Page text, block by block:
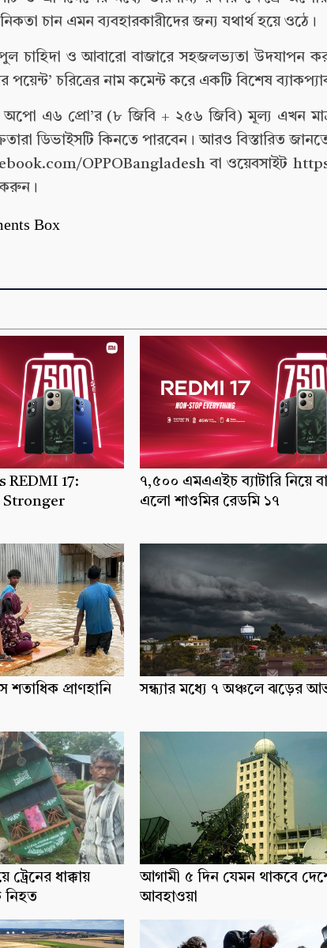
চান এমন ব্যবহারকারীদের জন্য যথার্থ হয়ে ওঠে।
চাহিদা ও আবারো বাজারে সহজলভ্যতা উদযাপন
পয়েন্ট’ চরিত্রের নাম কমেন্ট করে একটি বিশেষ
এ৬ প্রো’র (৮ জিবি + ২৫৬ জিবি) মূল্য এখন
ডিভাইসটি কিনতে পারবেন। আরও বিস্তারিত
OPPOBangladesh বা ওয়েবসাইট
Box
REDMI 17:
Stronger
৭,৫০০ এমএএইচ ব্যাটারি নিয়ে
এলো শাওমির রেডমি ১৭
শতাধিক প্রাণহানি সন্ধ্যার মধ্যে ৭ অঞ্চলে ঝড়ের
ধাক্কায়
নিহত
আগামী ৫ দিন যেমন থাকবে
আবহাওয়া